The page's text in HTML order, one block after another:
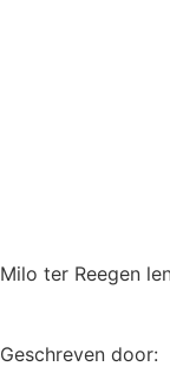
Milo ter Reegen
Geschreven door: